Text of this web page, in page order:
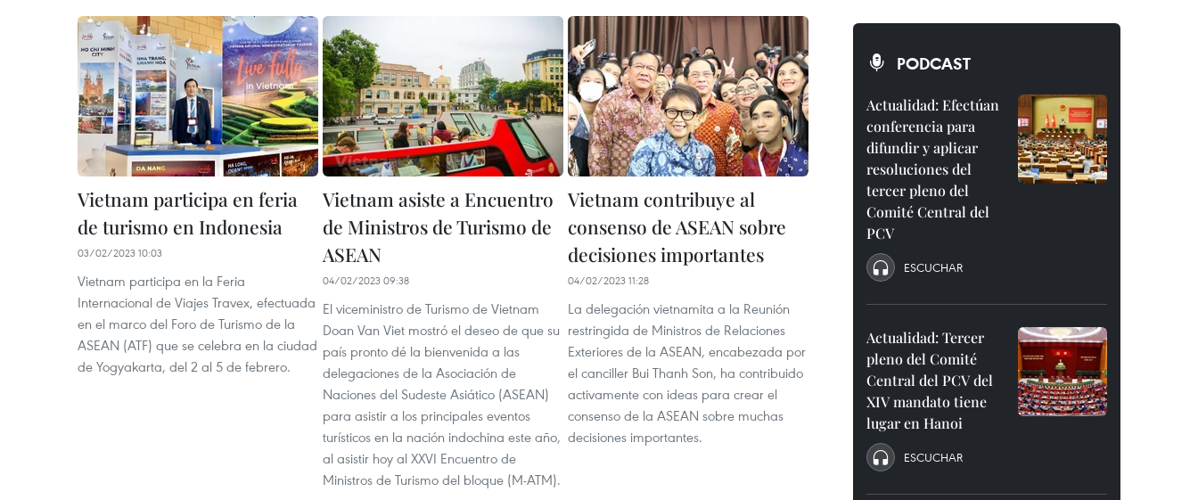
Vietnam participa en feria
de turismo en Indonesia
03/02/2023 10:03
Vietnam participa en la Feria
Internacional de Viajes Travex, efectuada
en el marco del Foro de Turismo de la
ASEAN (ATF) que se celebra en la ciudad
de Yogyakarta, del 2 al 5 de febrero.
Vietnam asiste a Encuentro
de Ministros de Turismo de
ASEAN
04/02/2023 09:38
El viceministro de Turismo de Vietnam
Doan Van Viet mostró el deseo de que su
país pronto dé la bienvenida a las
delegaciones de la Asociación de
Naciones del Sudeste Asiático (ASEAN)
para asistir a los principales eventos
turísticos en la nación indochina este año,
al asistir hoy al XXVI Encuentro de
Ministros de Turismo del bloque (M-ATM).
Vietnam contribuye al
consenso de ASEAN sobre
decisiones importantes
04/02/2023 11:28
La delegación vietnamita a la Reunión
restringida de Ministros de Relaciones
Exteriores de la ASEAN, encabezada por
el canciller Bui Thanh Son, ha contribuido
activamente con ideas para crear el
consenso de la ASEAN sobre muchas
decisiones importantes.
PODCAST
Actualidad: Efectúan
conferencia para
difundir y aplicar
resoluciones del
tercer pleno del
Comité Central del
PCV
ESCUCHAR
Actualidad: Tercer
pleno del Comité
Central del PCV del
XIV mandato tiene
lugar en Hanoi
ESCUCHAR